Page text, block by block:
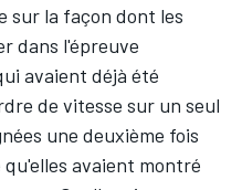
sur la façon dont les
dans l'épreuve
avaient déjà été
de vitesse sur un seul
une deuxième fois
avaient montré